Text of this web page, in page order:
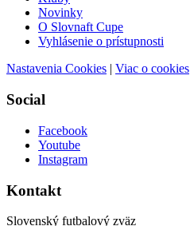
Novinky
O Slovnaft Cupe
Vyhlásenie o prístupnosti
Nastavenia Cookies | Viac o cookies
Social
Facebook
Youtube
Instagram
Kontakt
Slovenský futbalový zväz